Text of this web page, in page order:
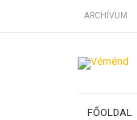
ARCHÍVUM
FŐOLDAL